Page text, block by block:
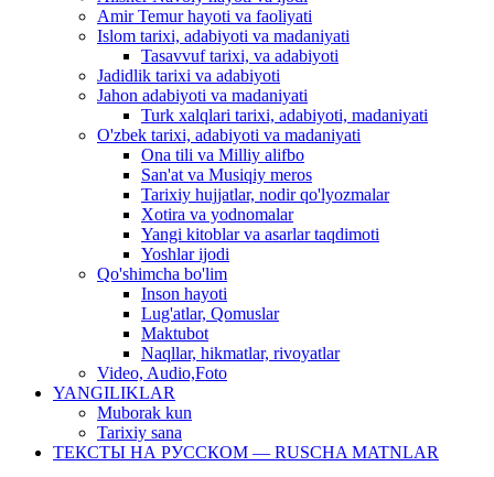
Amir Temur hayoti va faoliyati
Islom tarixi, adabiyoti va madaniyati
Tasavvuf tarixi, va adabiyoti
Jadidlik tarixi va adabiyoti
Jahon adabiyoti va madaniyati
Turk xalqlari tarixi, adabiyoti, madaniyati
O'zbek tarixi, adabiyoti va madaniyati
Ona tili va Milliy alifbo
San'at va Musiqiy meros
Tarixiy hujjatlar, nodir qo'lyozmalar
Xotira va yodnomalar
Yangi kitoblar va asarlar taqdimoti
Yoshlar ijodi
Qo'shimcha bo'lim
Inson hayoti
Lug'atlar, Qomuslar
Maktubot
Naqllar, hikmatlar, rivoyatlar
Video, Audio,Foto
YANGILIKLAR
Muborak kun
Tarixiy sana
ТЕКСТЫ НА РУССКОМ — RUSCHA MATNLAR